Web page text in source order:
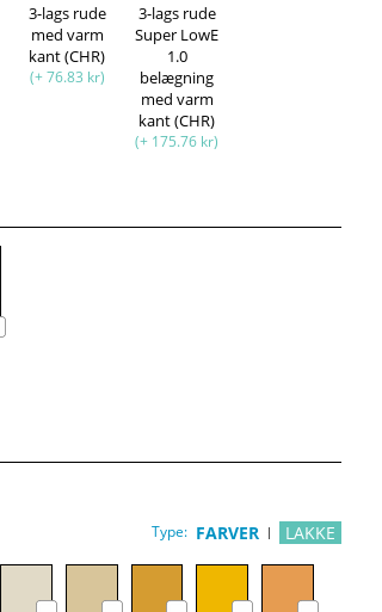
3-lags rude
med varm
kant (CHR)
(+ 76.83 kr)
3-lags rude
Super LowE
1.0
belægning
med varm
kant (CHR)
(+ 175.76 kr)
Type: FARVER LAKKE